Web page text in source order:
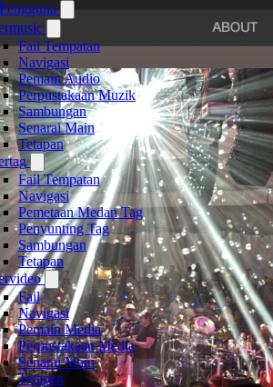
Fail Tempatan
Navigasi
Pemain Audio
Perpustakaan Muzik
Sambungan
Senarai Main
Tetapan
Fail Tempatan
Navigasi
Pemetaan Medan Tag
Penyunting Tag
Sambungan
Tetapan
Fail
Navigasi
Pemain Media
Perpustakaan Media
Senarai Main
Tetapan